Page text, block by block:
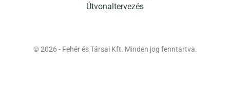
Útvonaltervezés
© 2026 - Fehér és Társai Kft. Minden jog fenntartva.